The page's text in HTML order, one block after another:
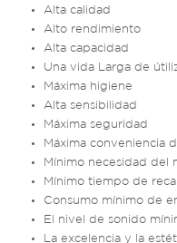
Alta calidad
Alto rendimiento
Alta capacidad
Una vida Larga de
Máxima higiene
Alta sensibilidad
Máxima seguridad
Máxima conveniencia
Mínimo necesidad del
Mínimo tiempo de
Consumo mínimo de
El nivel de sonido
La excelencia y la